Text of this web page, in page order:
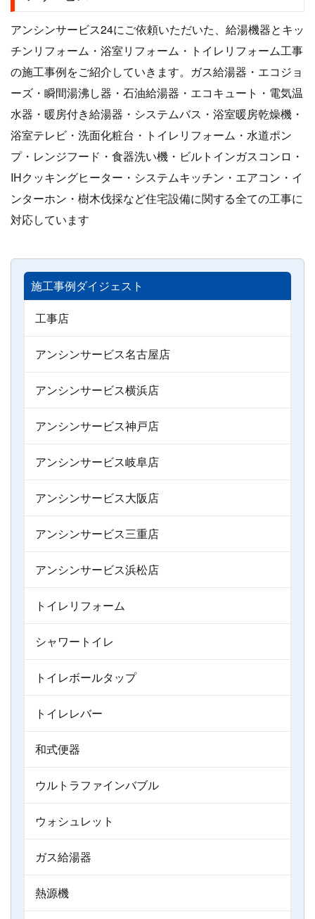
アンシンサービス24にご依頼いただいた、給湯機器とキッ
チンリフォーム・浴室リフォーム・トイレリフォーム工事
の施工事例をご紹介していきます。ガス給湯器・エコジョ
ーズ・瞬間湯沸し器・石油給湯器・エコキュート・電気温
水器・暖房付き給湯器・システムバス・浴室暖房乾燥機・
浴室テレビ・洗面化粧台・トイレリフォーム・水道ポン
プ・レンジフード・食器洗い機・ビルトインガスコンロ・
IHクッキングヒーター・システムキッチン・エアコン・イ
ンターホン・樹木伐採など住宅設備に関する全ての工事に
対応しています
施工事例ダイジェスト
工事店
アンシンサービス名古屋店
アンシンサービス横浜店
アンシンサービス神戸店
アンシンサービス岐阜店
アンシンサービス大阪店
アンシンサービス三重店
アンシンサービス浜松店
トイレリフォーム
シャワートイレ
トイレボールタップ
トイレレバー
和式便器
ウルトラファインバブル
ウォシュレット
ガス給湯器
熱源機